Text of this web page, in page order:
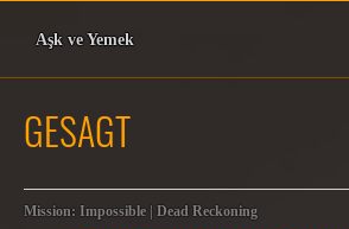
Aşk ve Yemek
GESAGT
Mission: Impossible | Dead Reckoning